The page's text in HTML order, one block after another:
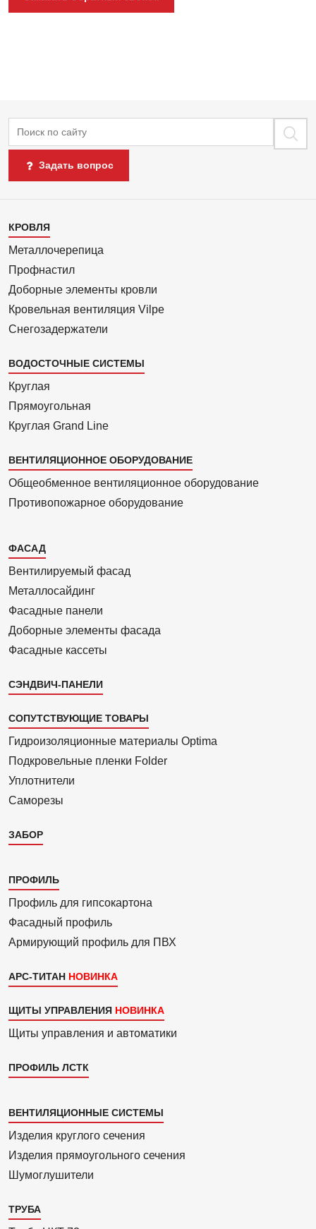
Поиск
Задать вопрос
Каталог
1
КРОВЛЯ
Металлочерепица
Профнастил
Доборные элементы кровли
Кровельная вентиляция Vilpe
Снегозадержатели
ВОДОСТОЧНЫЕ СИСТЕМЫ
Круглая
Прямоуголь­ная
Круглая Grand Line
ВЕНТИЛЯЦИОННОЕ ОБОРУДОВАНИЕ
Общеобменное вентиляционное оборудование
Противопожарное оборудование
Каталог
2
ФАСАД
Вентилиру­емый фасад
Металло­сайдинг
Фасадные панели
Доборные элементы фасада
Фасадные кассеты
СЭНДВИЧ-ПАНЕЛИ
СОПУТСТВУЮЩИЕ ТОВАРЫ
Гидроизоля­ционные материалы Optima
Подкровель­ные пленки Folder
Уплотнители
Саморезы
ЗАБОР
Каталог
3
ПРОФИЛЬ
Профиль для гипсо­картона
Фасадный профиль
Армиру­ю­щий профиль для ПВХ
АРС-ТИТАН
ЩИТЫ УПРАВЛЕНИЯ
Щиты управления и автоматики
ПРОФИЛЬ ЛСТК
Каталог
4
ВЕНТИЛЯЦИОННЫЕ СИСТЕМЫ
Изделия круглого сечения
Изделия прямоуголь­ного сечения
Шумоглушители
ТРУБА